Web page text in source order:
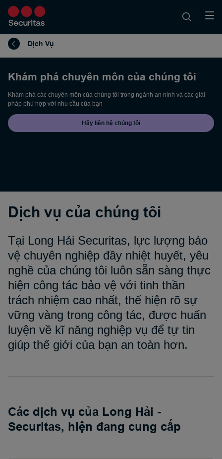
Dịch Vụ
Khám phá chuyên môn của chúng tôi
Khám phá các chuyên môn của chúng tôi trong ngành an ninh và các giải
pháp phù hợp với nhu cầu của bạn
Hãy liên hệ chúng tôi
Dịch vụ của chúng tôi
Tại Long Hải Securitas, lực lượng bảo
vệ chuyên nghiệp đầy nhiệt huyết, yêu
nghề của chúng tôi luôn sẵn sàng thực
hiện công tác bảo vệ với tinh thần
trách nhiệm cao nhất, thể hiện rõ sự
vững vàng trong công tác, được huấn
luyện về kĩ năng nghiệp vụ để tự tin
giúp thế giới của bạn an toàn hơn.
Các dịch vụ của Long Hải -
Securitas, hiện đang cung cấp